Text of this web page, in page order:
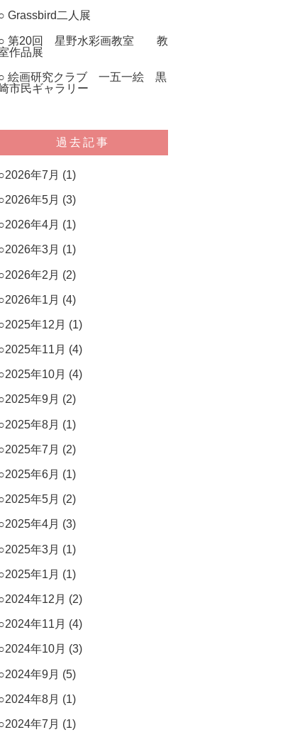
Grassbird二人展
第20回 星野水彩画教室 教
作品展
絵画研究クラブ 一五一絵 黒
市民ギャラリー
過去記事
2026年7月 (1)
2026年5月 (3)
2026年4月 (1)
2026年3月 (1)
2026年2月 (2)
2026年1月 (4)
2025年12月 (1)
2025年11月 (4)
2025年10月 (4)
2025年9月 (2)
2025年8月 (1)
2025年7月 (2)
2025年6月 (1)
2025年5月 (2)
2025年4月 (3)
2025年3月 (1)
2025年1月 (1)
2024年12月 (2)
2024年11月 (4)
2024年10月 (3)
2024年9月 (5)
2024年8月 (1)
2024年7月 (1)